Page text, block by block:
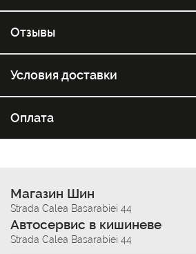
Отзывы
Условия доставки
Оплата
Магазин Шин
Strada Calea Basarabiei 44
Автосервис в кишиневе
Strada Calea Basarabiei 44